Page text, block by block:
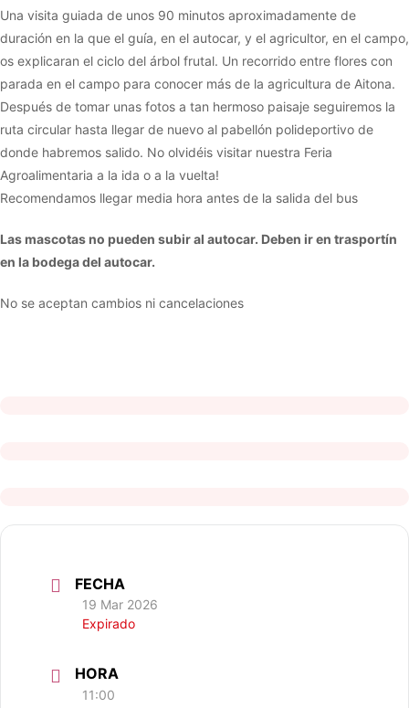
Una visita guiada de unos 90 minutos aproximadamente de
duración en la que el guía, en el autocar, y el agricultor, en el campo,
os explicaran el ciclo del árbol frutal. Un recorrido entre flores con
parada en el campo para conocer más de la agricultura de Aitona.
Después de tomar unas fotos a tan hermoso paisaje seguiremos la
ruta circular hasta llegar de nuevo al pabellón polideportivo de
donde habremos salido. No olvidéis visitar nuestra Feria
Agroalimentaria a la ida o a la vuelta!
Recomendamos llegar media hora antes de la salida del bus
Las mascotas no pueden subir al autocar. Deben ir en trasportín
en la bodega del autocar.
No se aceptan cambios ni cancelaciones
FECHA
19 Mar 2026
Expirado
HORA
11:00